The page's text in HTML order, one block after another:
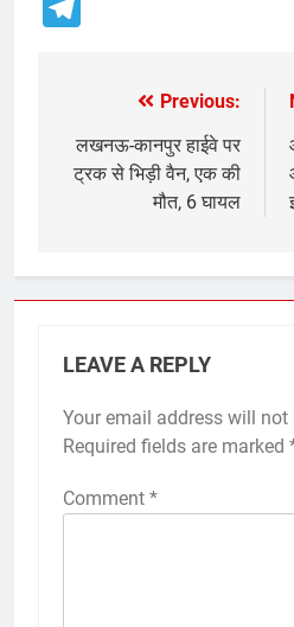
navigation
Previous:
लखनऊ-कानपुर हाईवे पर
ट्रक से भिड़ी वैन, एक की
मौत, 6 घायल
LEAVE A REPLY
Your email address will not
Required fields are marked
Comment *